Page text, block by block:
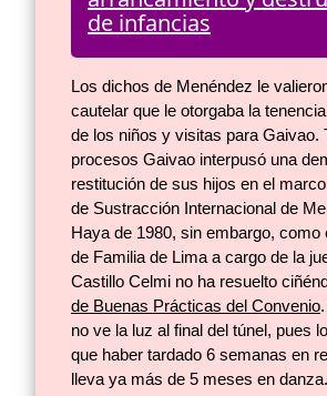
de infancias
Los dichos de Menéndez le
cautelar que le otorgaba la
de los niños y visitas para Gaivao.
procesos Gaivao interpusó una
restitución de sus hijos en el
de Sustracción Internacional de
Haya de 1980, sin embargo, como
de Familia de Lima a cargo de la
Castillo Celmi no ha resuelto
de Buenas Prácticas del Convenio
no ve la luz al final del túnel, pues
que haber tardado 6 semanas en
lleva ya más de 5 meses en danza.